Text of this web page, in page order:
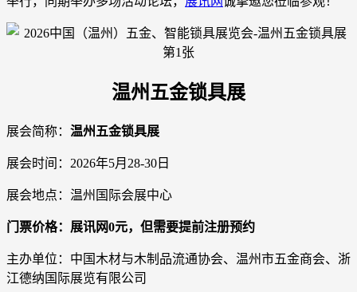
温州五金锁具展
展会简称： 温州五金锁具展
展会时间：2026年5月28-30日
展会地点：温州国际会展中心
门票价格：展讯网0元，但需要提前注册预约
主办单位：中国木材与木制品流通协会、温州市五金商会、浙
江德纳国际展览有限公司